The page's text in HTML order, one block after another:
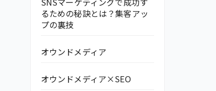
るための秘訣とは？集客アッ
プの裏技
オウンドメディア
オウンドメディア×SEO